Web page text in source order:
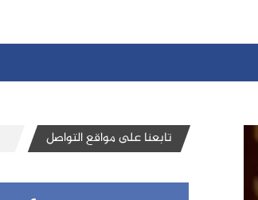
تابعنا على مواقع التواصل